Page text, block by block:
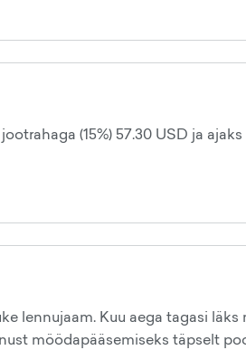
(15%) 57.30 USD ja ajaks
lennujaam. Kuu aega tagasi läks
möödapääsemiseks täpselt